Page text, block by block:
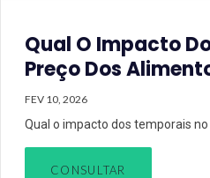
Qual O Impacto
Preço Dos
FEV 10, 2026
Qual o impacto dos temporais
CONSULTAR